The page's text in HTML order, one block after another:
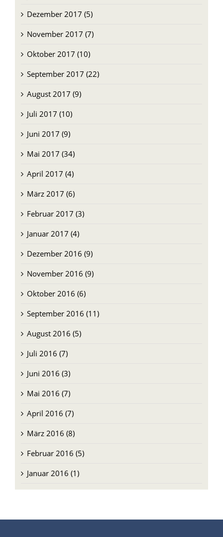
Dezember 2017 (5)
November 2017 (7)
Oktober 2017 (10)
September 2017 (22)
August 2017 (9)
Juli 2017 (10)
Juni 2017 (9)
Mai 2017 (34)
April 2017 (4)
März 2017 (6)
Februar 2017 (3)
Januar 2017 (4)
Dezember 2016 (9)
November 2016 (9)
Oktober 2016 (6)
September 2016 (11)
August 2016 (5)
Juli 2016 (7)
Juni 2016 (3)
Mai 2016 (7)
April 2016 (7)
März 2016 (8)
Februar 2016 (5)
Januar 2016 (1)